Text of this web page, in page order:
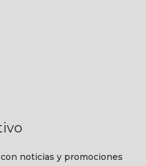
noticias y promociones